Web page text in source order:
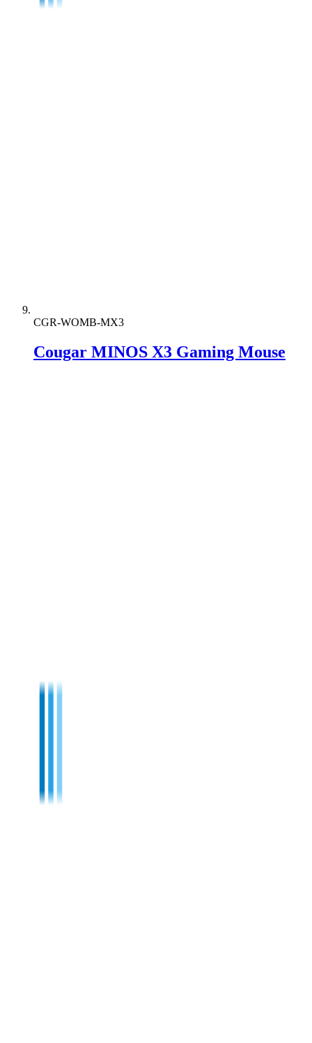
CGR-WOMB-MX3
Cougar MINOS X3 Gaming Mouse